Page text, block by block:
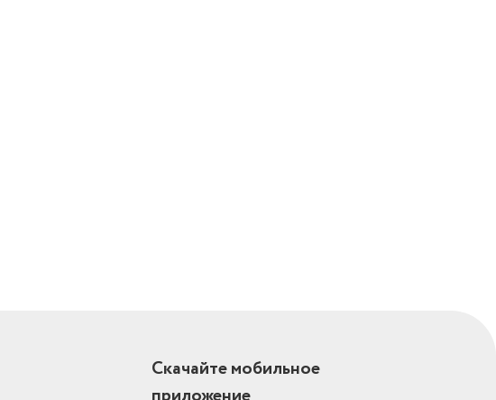
Скачайте мобильное